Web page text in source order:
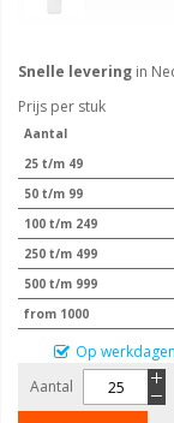
Snelle levering in
Prijs per stuk
Aantal
25 t/m 49
50 t/m 99
100 t/m 249
250 t/m 499
500 t/m 999
from 1000
Op
Aantal